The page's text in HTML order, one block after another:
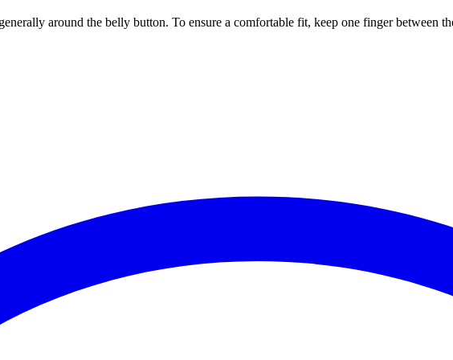
around the belly button. To ensure a comfortable fit, keep one finger between